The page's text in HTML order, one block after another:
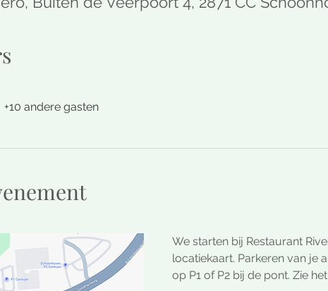
+10 andere gasten
We starten bij Restaurant
locatiekaart. Parkeren van je
op P1 of P2 bij de pont. Zie